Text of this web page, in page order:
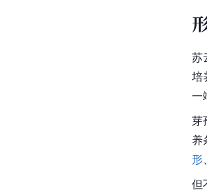
苏
培
一
芽
养
形
但